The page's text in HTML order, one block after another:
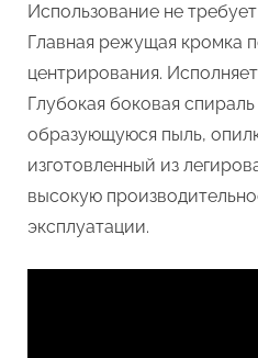
Использование не
Главная режущая кромка
центрирования.
Глубокая боковая
образующуюся пыль,
изготовленный из
высокую
эксплуатации.